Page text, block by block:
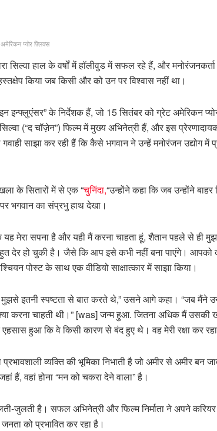
प्योर फ़्लिक्स
सिल्वा हाल के वर्षों में हॉलीवुड में सफल रहे हैं, और
किया जब किसी और को उन पर विश्वास नहीं था।
इन्फ्लुएंसर” के निर्देशक हैं, जो 15 सितंबर को ग्रेट अमेरिकन
(“द चॉज़ेन”) फिल्म में मुख्य अभिनेत्री हैं, और इस
साझा कर रही हैं कि कैसे भगवान ने उन्हें मनोरंजन उद्योग
के सितारों में से एक “चुनिंदा,“उन्होंने कहा कि जब उन्होंने
भगवान का संप्रभु हाथ देखा।
यह मेरा सपना है और यही मैं करना चाहता हूं, शैतान पहले से ही
देर हो चुकी है। जैसे कि आप इसे कभी नहीं बना पाएंगे। आपको
पोस्ट के साथ एक वीडियो साक्षात्कार में साझा किया।
इतनी स्पष्टता से बात करते थे,” उसने आगे कहा। “जब मैंने
चाहती थी।” [was] जन्म हुआ. जितना अधिक मैं उसकी
हुआ कि वे किसी कारण से बंद हुए थे। वह मेरी रक्षा कर
व्यक्ति की भूमिका निभाती है जो अमीर से अमीर बन
हैं, वहां होना “मन को चकरा देने वाला” है।
जुलती है। सफल अभिनेत्री और फिल्म निर्माता ने अपने
को प्रभावित कर रहा है।